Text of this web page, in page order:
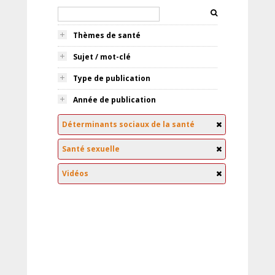
Thèmes de santé
Sujet / mot-clé
Type de publication
Année de publication
Déterminants sociaux de la santé
Santé sexuelle
Vidéos